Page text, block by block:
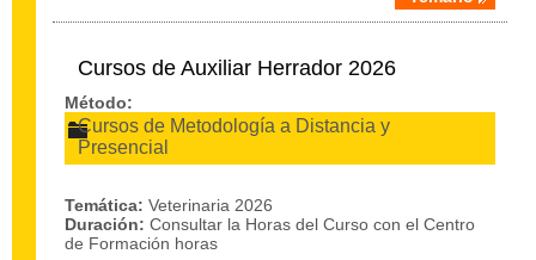
Cursos de Auxiliar Herrador 2026
Método:
Cursos de Metodología a Distancia y
Presencial
Temática: Veterinaria 2026
Duración: Consultar la Horas del Curso con el Centro
de Formación horas